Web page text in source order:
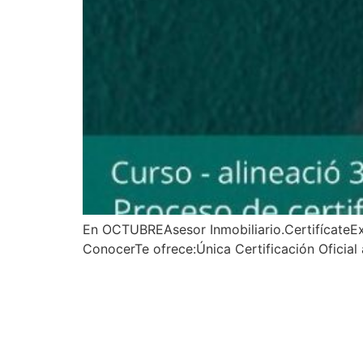
En OCTUBREAsesor
ConocerTe ofrece:Única Certificación Oficial